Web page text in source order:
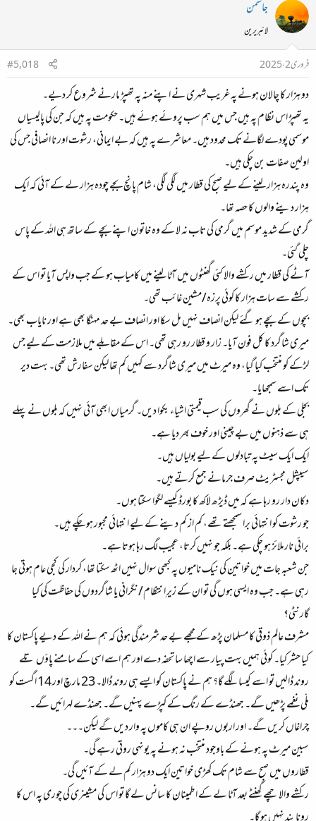
جاسمن
لائبریرین
فروری 2، 2025
#5,018
دو ہزار کا چالان ہونے پہ غریب شہری نے اپنے منہ پہ تھپڑ مارنے شروع کر دیے۔
یہ تھپڑ اس نظام پہ ہیں جس میں ہم سب پروئے ہوئے ہیں۔ حکومت پہ ہیں کہ جن کی پالیسیاں
موسمی پودے لگانے تک محدود ہیں۔ معاشرے پہ ہیں کہ بے ایمانی، رشوت اور نا انصافی جس کی
اولین صفات بن چکی ہیں۔
وہ پندرہ ہزار لینے کے لیے صبح کی قطار میں لگی لگی، شام پانچ بجے چودہ ہزار لے کے آئی کہ ایک
ہزار دینے والوں کا حصہ تھا۔
گرمی کے شدید موسم میں گرمی کی تاب نہ لا کے وہ خاتون اپنے بچے کے ساتھ ہی اللہ کے پاس
چلی گئی۔
آٹے کی قطار میں رکشے والا کئی گھنٹوں میں آٹا لینے میں کامیاب ہو کے جب واپس آیا تو اس کے
رکشے سے سات ہزار کا کوئی پرزہ/مشین غائب تھی۔
بچوں کے بچے ہو گئے لیکن انصاف نہیں مل سکا اور انصاف بے حد مہنگا بھی ہے اور نایاب بھی۔
میری شاگرد کا کل فون آیا۔ زار و قطار رو رہی تھی۔ اس کے مقابلے میں ملازمت کے لیے جس
لڑکے کو منتخب کیا گیا، وہ میرٹ میں میری شاگرد سے کہیں کم تھا لیکن سفارش تھی۔ بہت دیر
تک اسے سمجھایا۔
بجلی کے بلوں نے گھروں کی سب قیمتی اشیاء بکوا دیں۔ گرمیاں ابھی آئی نہیں کہ بلوں نے پہلے
ہی سے ذہنوں میں بے چینی اور خوف بھر دیا ہے۔
ایک ایک سیٹ پہ تبادلوں کے لیے بولیاں ہیں۔
سیپشل مجسٹریٹ صرف جرمانے جمع کرتے ہیں۔
دکان دار رو رہا ہے کہ میں ڈیڑھ لاکھ کا بورڈ کیسے لگوا سکتا ہوں۔
جو رشوت کو انتہائی برا سمجھتے تھے، کم از کم دینے کے لیے انتہائی مجبور ہو چکے ہیں۔
برائی نارملائز ہو چکی ہے۔ بلکہ جو نہیں کرتا، عجیب لگ رہا ہوتا ہے۔
جن شعبہ جات میں خواتین کی نیک نامیوں پہ کبھی سوال نہیں اٹھ سکتا تھا، کردار کی کجی عام ہوتی جا
رہی ہے۔ جب وہ ایسی ہوں گی تو ان کے زیرِ انتظام/نگرانی یا شاگردوں کی حفاظت کی کیا
گارنٹی؟
مشرف عالم ذوقی کا مسلمان پڑھ کے مجھے بے حد شرمندگی ہوئی کہ ہم نے اللہ کے دیے پاکستان کا
کیا حشر کیا۔ کوئی ہمیں بہت پیار سے اچھا سا تحفہ دے اور ہم اسے اسی کے سامنے پاؤں تلے
روند ڈالیں تو اسے کیسا لگے گا؟ ہم نے پاکستان کو ایسے ہی روند ڈالا۔ 23 مارچ اور 14 اگست کو
ملّی نغمے پڑھیں گے۔ جھنڈے کے رنگ کے کپڑے پہنیں گے۔ جھنڈے لہرائیں گے۔
چراغاں کریں گے۔ اور اربوں روپے ان ہی کاموں پہ وار دیں گے لیکن۔۔۔
سبین میرٹ پہ ہونے کے باوجود منتخب نہ ہونے پہ یونہی روتی رہے گی۔
قطاروں میں صبح سے شام تک کھڑی خواتین ایک دو ہزار کم لے کے آئیں گی۔
رکشے والا چھے گھنٹے بعد آٹا لے کے اطمینان کا سانس لے گا تو اس کی مشینری کی چوری پہ اس کا